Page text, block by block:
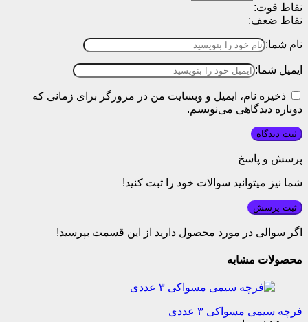
نقاط قوت:
نقاط ضعف:
نام شما:
ایمیل شما:
ذخیره نام، ایمیل و وبسایت من در مرورگر برای زمانی که
دوباره دیدگاهی می‌نویسم.
پرسش و پاسخ
شما نیز میتوانید سوالات خود را ثبت کنید!
ثبت پرسش
اگر سوالی در مورد محصول دارید از این قسمت بپرسید!
محصولات مشابه
فرچه سیمی مسواکی ۳ عددی